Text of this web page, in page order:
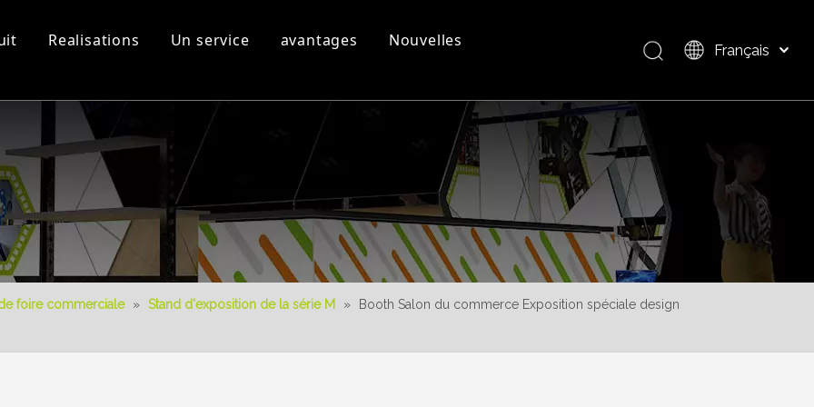
Equipement d'atelier et questions - réponses
Vidéos 3D Présentation du produit
Realisations Un service avantages Nouvelles
Nouveau produit
Français
العربية
日本語
Pусский
Nederlands
Português
Español
foire commerciale » Stand d'exposition de la série M »
Booth Salon du commerce Exposition spéciale design